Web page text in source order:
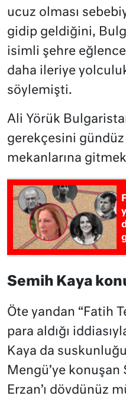
ucuz olması
gidip geldiğini,
isimli şehre
daha ileriye yolculuk
söylemişti.
Ali Yörük
gerekçesini gündüz
mekanlarına
Semih Kaya
Öte yandan “Fatih
para aldığı
Kaya da
Mengü’ye konuşan
Erzan’ı dövdünüz